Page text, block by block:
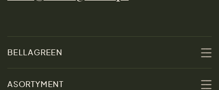
BELLAGREEN
ASORTYMENT